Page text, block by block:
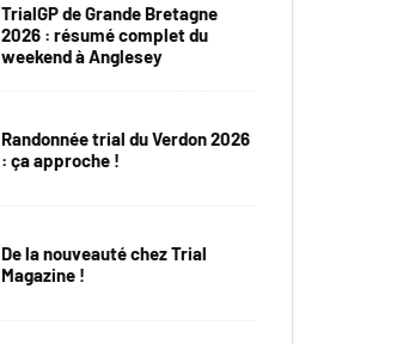
TrialGP de Grande Bretagne
2026 : résumé complet du
weekend à Anglesey
Randonnée trial du Verdon 2026
: ça approche !
De la nouveauté chez Trial
Magazine !